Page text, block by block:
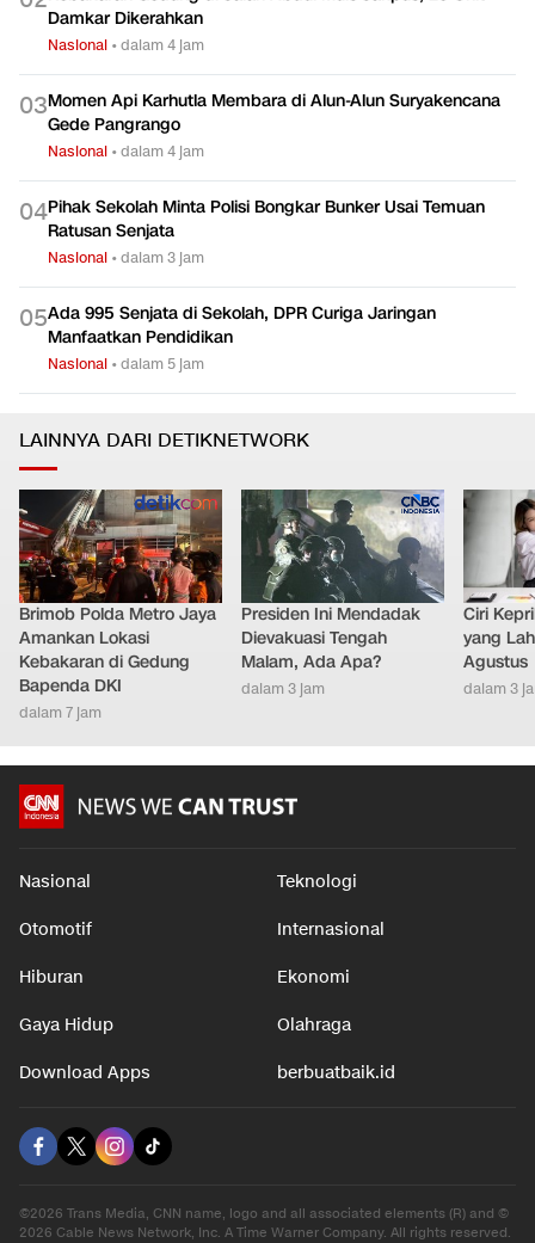
Damkar Dikerahkan
Nasional •dalam 4 jam
03Momen Api Karhutla Membara di Alun-Alun Suryakencana
Gede Pangrango
Nasional •dalam 4 jam
04Pihak Sekolah Minta Polisi Bongkar Bunker Usai Temuan
Ratusan Senjata
Nasional •dalam 3 jam
05Ada 995 Senjata di Sekolah, DPR Curiga Jaringan
Manfaatkan Pendidikan
Nasional •dalam 5 jam
LAINNYA DARI DETIKNETWORK
Brimob Polda Metro Jaya
Amankan Lokasi
Kebakaran di Gedung
Bapenda DKI
dalam 7 jam
Presiden Ini Mendadak
Dievakuasi Tengah
Malam, Ada Apa?
dalam 3 jam
Ciri
yang
Agustus
dalam 3
Nasional Teknologi
Otomotif Internasional
Hiburan Ekonomi
Gaya Hidup Olahraga
Download Apps berbuatbaik.id
©2026 Trans Media, CNN name, logo and all associated elements (R) and ©
2026 Cable News Network, Inc. A Time Warner Company. All rights reserved.